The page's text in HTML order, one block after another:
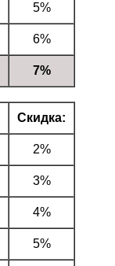
5%
6%
7%
Скидка:
2%
3%
4%
5%